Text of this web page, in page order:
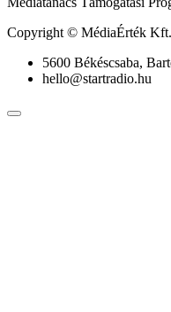
Copyright © MédiaÉrték
5600 Békéscsaba,
hello@startradio.hu